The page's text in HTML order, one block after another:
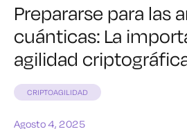
Prepararse para las
cuánticas: La
agilidad
CRIPTOAGILIDAD
Agosto 4, 2025